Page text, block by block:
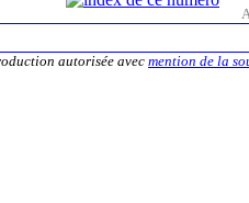
autorisée avecmention de la